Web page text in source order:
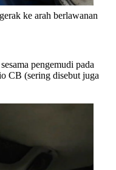
ke arah berlawanan
pengemudi pada
CB (sering disebut juga